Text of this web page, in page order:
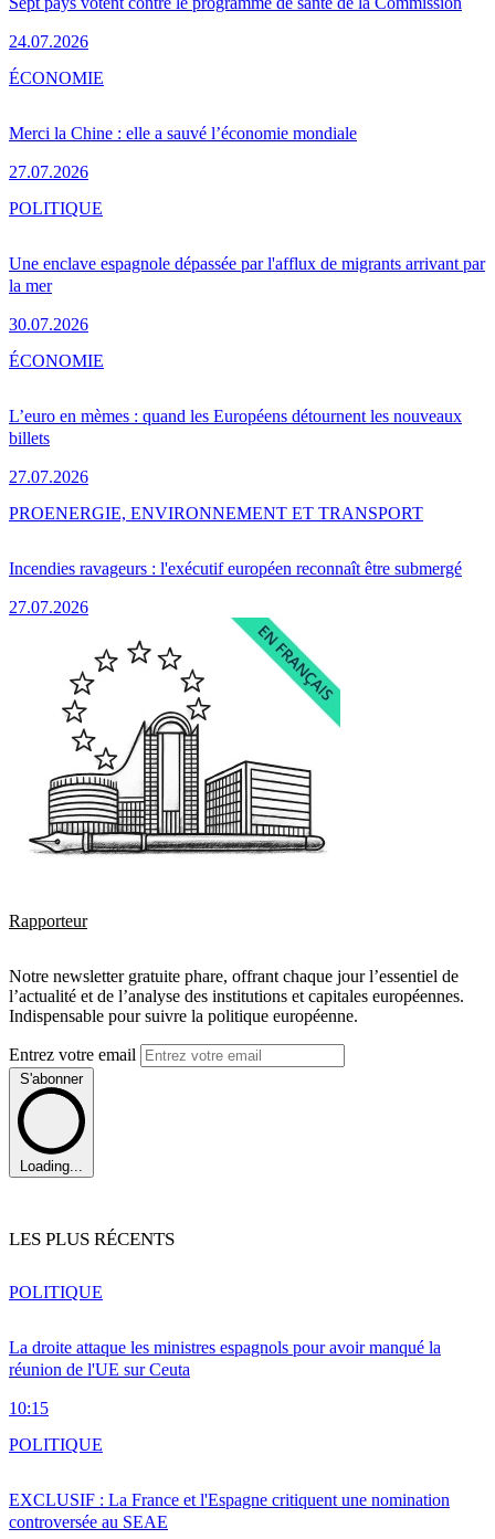
24.07.2026
Merci la Chine : elle a sauvé l’économie mondiale
27.07.2026
ÉCONOMIE
Une enclave espagnole dépassée par l'afflux de migrants arrivant par
la mer
30.07.2026
POLITIQUE
L’euro en mèmes : quand les Européens détournent les nouveaux
billets
27.07.2026
ÉCONOMIE
Incendies ravageurs : l'exécutif européen reconnaît être submergé
27.07.2026
PROENERGIE, ENVIRONNEMENT ET TRANSPORT
Rapporteur
Notre newsletter gratuite phare, offrant chaque jour l’essentiel de
l’actualité et de l’analyse des institutions et capitales européennes.
Indispensable pour suivre la politique européenne.
Entrez votre email
S'abonner
Loading...
LES PLUS RÉCENTS
La droite attaque les ministres espagnols pour avoir manqué la
réunion de l'UE sur Ceuta
10:15
POLITIQUE
EXCLUSIF : La France et l'Espagne critiquent une nomination
controversée au SEAE
POLITIQUE